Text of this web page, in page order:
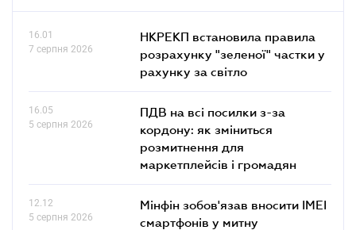
16.01
7 серпня 2026
НКРЕКП встановила правила
розрахунку "зеленої" частки у
рахунку за світло
16.05
5 серпня 2026
ПДВ на всі посилки з-за
кордону: як зміниться
розмитнення для
маркетплейсів і громадян
12.12
5 серпня 2026
Мінфін зобов'язав вносити IMEI
смартфонів у митну